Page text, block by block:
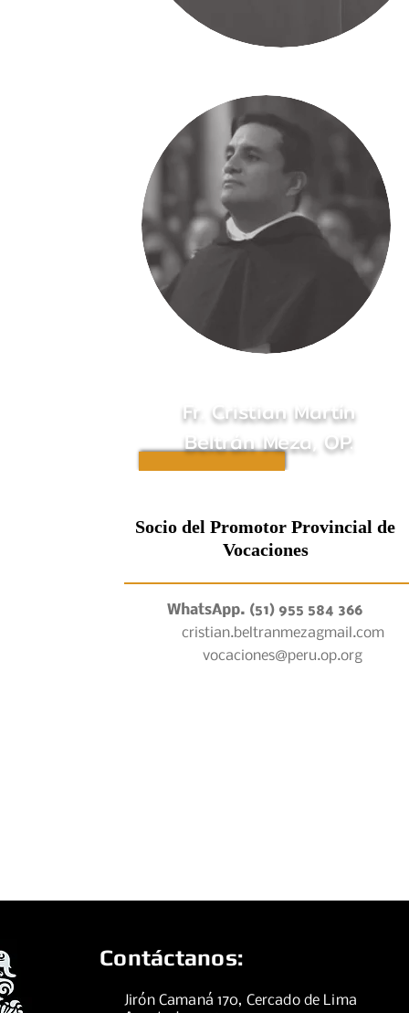
Fr. Cristian Martín
Beltrán Meza, OP.
Socio del Promotor Provincial de
Vocaciones
WhatsApp. (51) 955 584 366
cristian.beltranmezagmail.com
vocaciones@peru.op.org
Contáctanos:
Jirón Camaná 170, Cercado de Lima